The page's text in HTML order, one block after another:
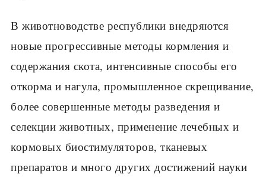
В животноводстве республики внедряются
новые прогрессивные ме­тоды кормления и
содержания скота, интенсивные способы его
откорма и нагула, промышленное скрещивание,
более совершенные методы раз­ведения и
селекции животных, применение лечебных и
кормовых био­стимуляторов, тканевых
препаратов и много других достижений науки